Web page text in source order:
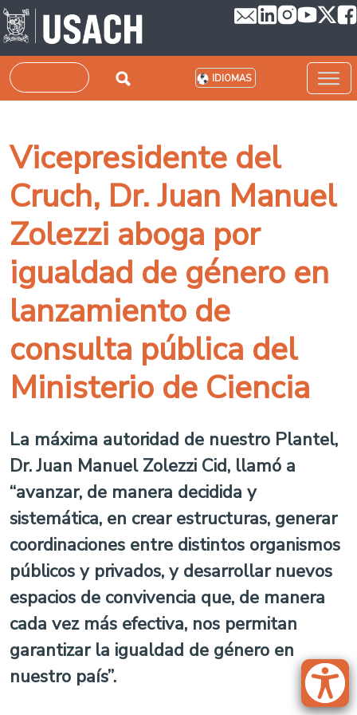
Pasar al contenido principal
Buscar IDIOMAS
Vicepresidente del
Cruch, Dr. Juan Manuel
Zolezzi aboga por
igualdad de género en
lanzamiento de
consulta pública del
Ministerio de Ciencia
La máxima autoridad de nuestro Plantel,
Dr. Juan Manuel Zolezzi Cid, llamó a
“avanzar, de manera decidida y
sistemática, en crear estructuras, generar
coordinaciones entre distintos organismos
públicos y privados, y desarrollar nuevos
espacios de convivencia que, de manera
cada vez más efectiva, nos permitan
garantizar la igualdad de género en
nuestro país”.